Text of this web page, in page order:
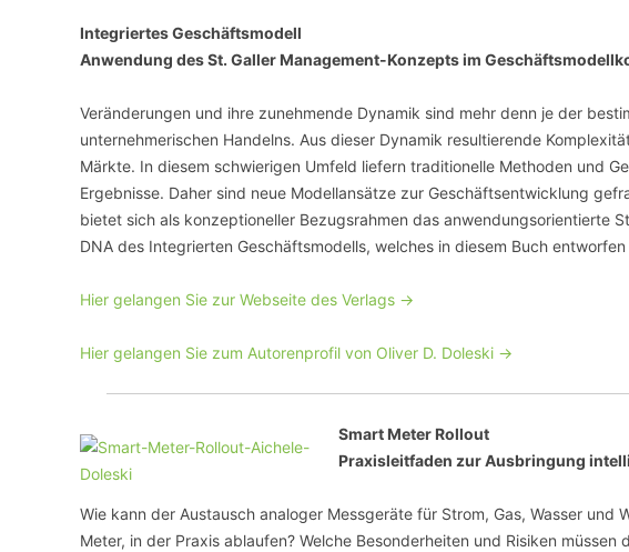
Integriertes Geschäftsmodell
Anwendung des St. Galler Management-Konzepts im
Veränderungen und ihre zunehmende Dynamik sind mehr denn je der
unternehmerischen Handelns. Aus dieser Dynamik resultierende
Märkte. In diesem schwierigen Umfeld liefern traditionelle Methoden und
Ergebnisse. Daher sind neue Modellansätze zur Geschäftsentwicklung
bietet sich als konzeptioneller Bezugsrahmen das anwendungsorientierte
DNA des Integrierten Geschäftsmodells, welches in diesem Buch
Hier gelangen Sie zur Webseite des Verlags ->
Hier gelangen Sie zum Autorenprofil von Oliver D. Doleski ->
Smart Meter Rollout
Praxisleitfaden zur Ausbringung
Wie kann der Austausch analoger Messgeräte für Strom, Gas, Wasser und
Meter, in der Praxis ablaufen? Welche Besonderheiten und Risiken